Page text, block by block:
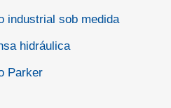
industrial sob medida
hidráulica
Parker